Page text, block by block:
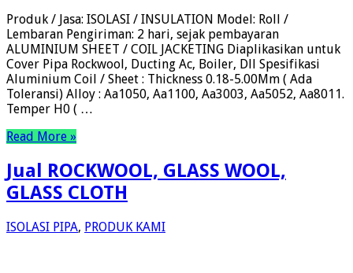
Produk / Jasa: ISOLASI / INSULATION Model: Roll /
Lembaran Pengiriman: 2 hari, sejak pembayaran
ALUMINIUM SHEET / COIL JACKETING Diaplikasikan untuk
Cover Pipa Rockwool, Ducting Ac, Boiler, Dll Spesifikasi
Aluminium Coil / Sheet : Thickness 0.18-5.00Mm ( Ada
Toleransi) Alloy : Aa1050, Aa1100, Aa3003, Aa5052, Aa8011.
Temper H0 ( …
Read More »
Jual ROCKWOOL, GLASS WOOL,
GLASS CLOTH
ISOLASI PIPA, PRODUK KAMI